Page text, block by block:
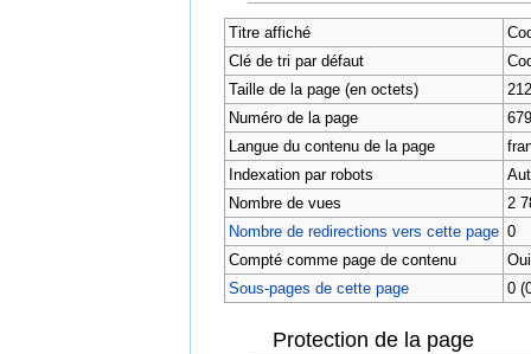
Titre affiché
Clé de tri par défaut
Taille de la page (en octets)
212
Numéro de la page
Langue du contenu de la page
Indexation par robots
Nombre de vues
2
Nombre de redirections vers cette page 0
Compté comme page de contenu
Oui
Sous-pages de cette page
0
Protection de la page